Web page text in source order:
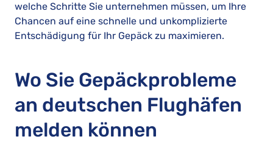
welche Schritte Sie unternehmen müssen, um Ihre
Chancen auf eine schnelle und unkomplizierte
Entschädigung für Ihr Gepäck zu maximieren.
Wo Sie Gepäckprobleme
an deutschen Flughäfen
melden können